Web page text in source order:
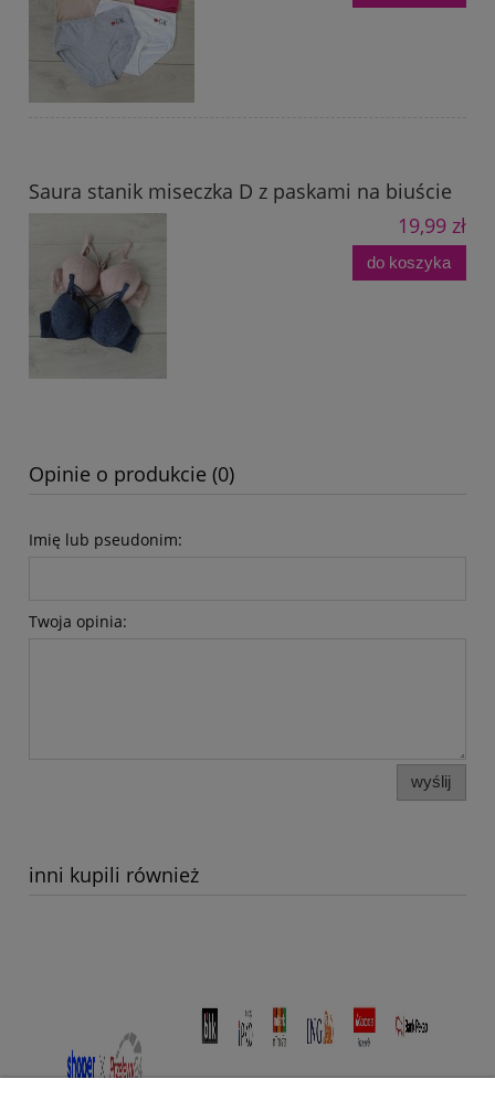
Saura stanik miseczka D z paskami na biuście
19,99 zł
do koszyka
Opinie o produkcie (0)
Imię lub pseudonim:
Twoja opinia:
wyślij
inni kupili również